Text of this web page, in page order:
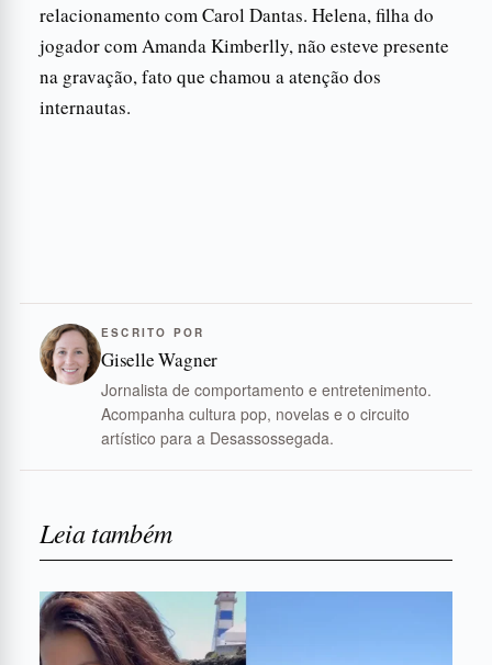
relacionamento com Carol Dantas. Helena, filha do
jogador com Amanda Kimberlly, não esteve presente
na gravação, fato que chamou a atenção dos
internautas.
ESCRITO POR
Giselle Wagner
Jornalista de comportamento e entretenimento.
Acompanha cultura pop, novelas e o circuito
artístico para a Desassossegada.
Leia também